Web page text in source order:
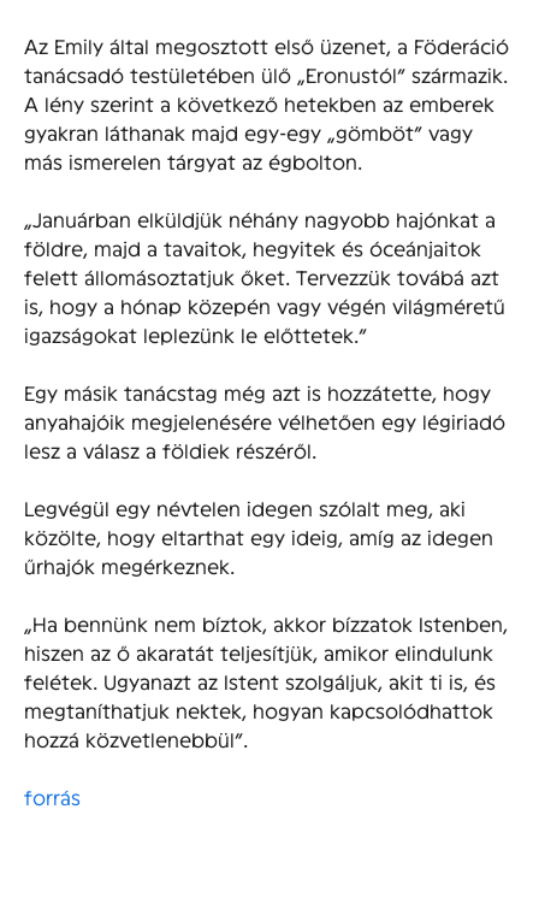
Az Emily által megosztott első üzenet, a Föderáció
tanácsadó testületében ülő „Eronustól” származik.
A lény szerint a következő hetekben az emberek
gyakran láthanak majd egy-egy „gömböt” vagy
más ismerelen tárgyat az égbolton.
„Januárban elküldjük néhány nagyobb hajónkat a
földre, majd a tavaitok, hegyitek és óceánjaitok
felett állomásoztatjuk őket. Tervezzük továbá azt
is, hogy a hónap közepén vagy végén világméretű
igazságokat leplezünk le előttetek.”
Egy másik tanácstag még azt is hozzátette, hogy
anyahajóik megjelenésére vélhetően egy légiriadó
lesz a válasz a földiek részéről.
Legvégül egy névtelen idegen szólalt meg, aki
közölte, hogy eltarthat egy ideig, amíg az idegen
űrhajók megérkeznek.
„Ha bennünk nem bíztok, akkor bízzatok Istenben,
hiszen az ő akaratát teljesítjük, amikor elindulunk
felétek. Ugyanazt az Istent szolgáljuk, akit ti is, és
megtaníthatjuk nektek, hogyan kapcsolódhattok
hozzá közvetlenebbül”.
forrás